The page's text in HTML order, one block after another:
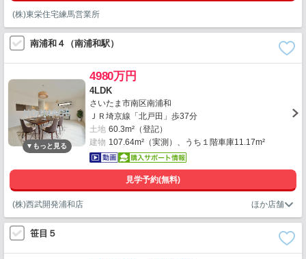
(株)東栄住宅練馬営業所
南浦和４（南浦和駅）
4980万円
4LDK
さいたま市南区南浦和
ＪＲ埼京線「北戸田」歩37分
土地 60.3m²（登記）
建物 107.64m²（実測）、うち１階車庫11.17m²
見学予約(無料)
(株)西武開発浦和店
笹目５